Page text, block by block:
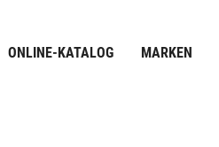
ONLINE-KATALOG MARKEN